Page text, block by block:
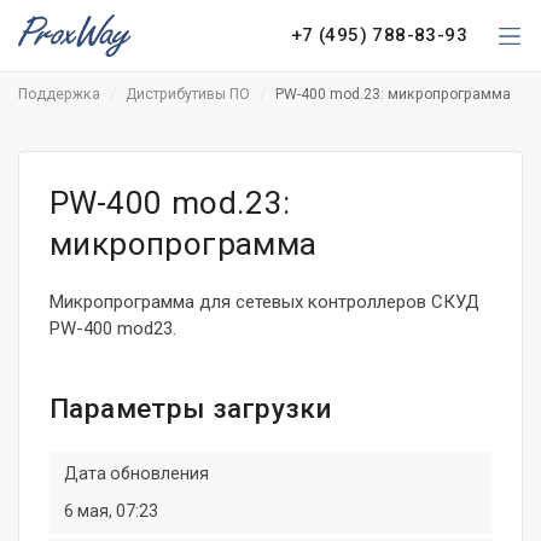
+7 (495) 788-83-93
Поддержка Дистрибутивы ПО PW-400 mod.23: микропрограмма
PW-400 mod.23:
микропрограмма
Микропрограмма для сетевых контроллеров СКУД
PW-400 mod23.
Параметры загрузки
Дата обновления
6 мая, 07:23